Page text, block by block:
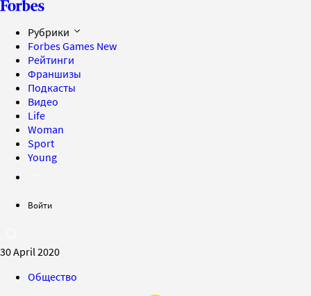
Рубрики
Forbes Games New
Рейтинги
Франшизы
Подкасты
Видео
Life
Woman
Sport
Young
Войти
30 April 2020
Общество